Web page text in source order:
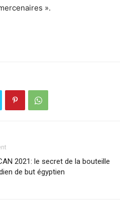
».
2021: le secret de la bouteille
de but égyptien